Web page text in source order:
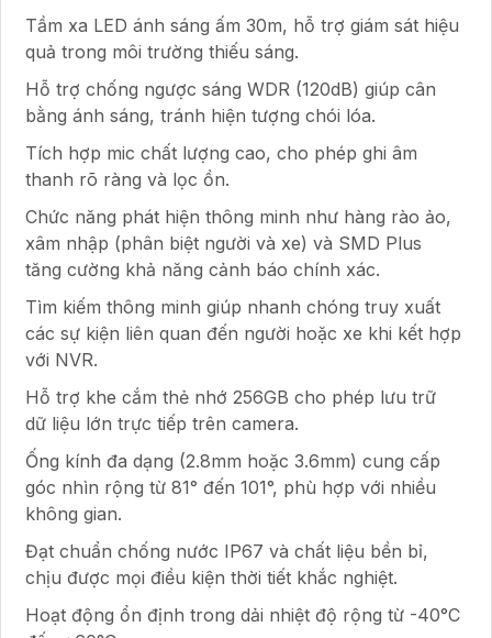
Tầm xa LED ánh sáng ấm 30m, hỗ trợ giám sát hiệu
quả trong môi trường thiếu sáng.
Hỗ trợ chống ngược sáng WDR (120dB) giúp cân
bằng ánh sáng, tránh hiện tượng chói lóa.
Tích hợp mic chất lượng cao, cho phép ghi âm
thanh rõ ràng và lọc ồn.
Chức năng phát hiện thông minh như hàng rào ảo,
xâm nhập (phân biệt người và xe) và SMD Plus
tăng cường khả năng cảnh báo chính xác.
Tìm kiếm thông minh giúp nhanh chóng truy xuất
các sự kiện liên quan đến người hoặc xe khi kết hợp
với NVR.
Hỗ trợ khe cắm thẻ nhớ 256GB cho phép lưu trữ
dữ liệu lớn trực tiếp trên camera.
Ống kính đa dạng (2.8mm hoặc 3.6mm) cung cấp
góc nhìn rộng từ 81° đến 101°, phù hợp với nhiều
không gian.
Đạt chuẩn chống nước IP67 và chất liệu bền bỉ,
chịu được mọi điều kiện thời tiết khắc nghiệt.
Hoạt động ổn định trong dải nhiệt độ rộng từ -40°C